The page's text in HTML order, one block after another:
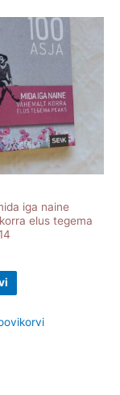
iga naine
elus tegema